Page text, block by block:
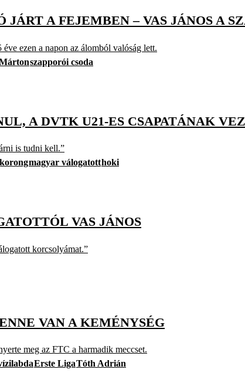
A FEJEMBEN – VAS JÁNOS A
ezen a napon az álomból valóság lett.
szapporói csoda
A DVTK U21-ES CSAPATÁNAK
is tudni kell.”
magyar válogatotthoki
VAS JÁNOS
korcsolyámat.”
VAN A KEMÉNYSÉG
meg az FTC a harmadik meccset.
Erste LigaTóth Adrián